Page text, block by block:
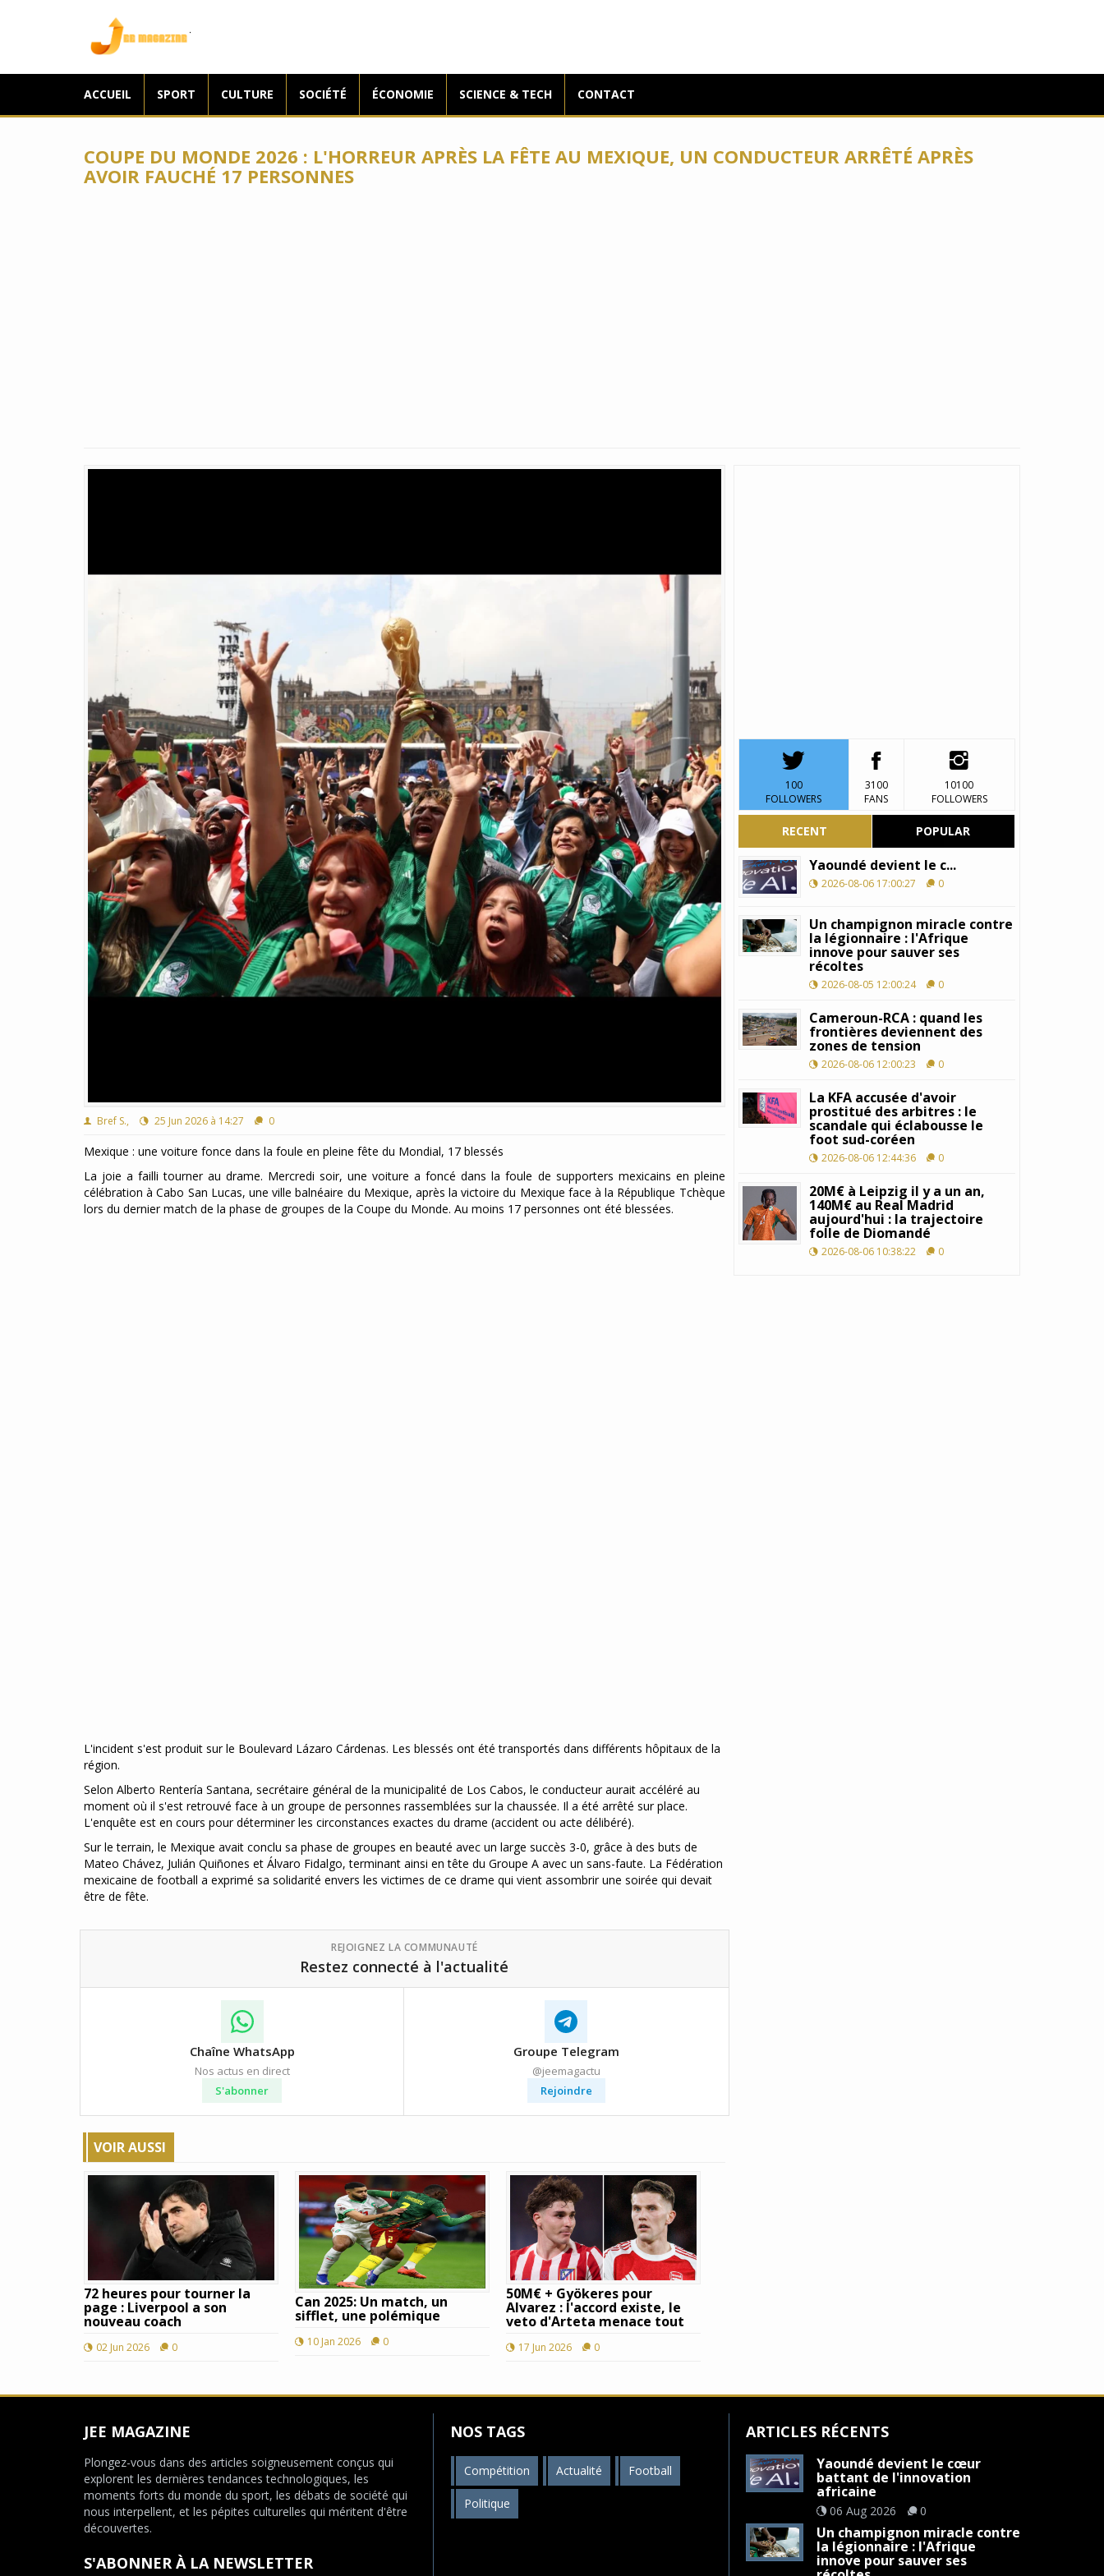
ACCUEIL SPORT CULTURE SOCIÉTÉ ÉCONOMIE SCIENCE & TECH CONTACT
COUPE DU MONDE 2026 : L'HORREUR APRÈS LA FÊTE AU MEXIQUE, UN CONDUCTEUR ARRÊTÉ APRÈS
AVOIR FAUCHÉ 17 PERSONNES
Bref S., 25 Jun 2026 à 14:27 0
Mexique : une voiture fonce dans la foule en pleine fête du Mondial, 17 blessés
La joie a failli tourner au drame. Mercredi soir, une voiture a foncé dans la foule de supporters mexicains en pleine
célébration à Cabo San Lucas, une ville balnéaire du Mexique, après la victoire du Mexique face à la République Tchèque
lors du dernier match de la phase de groupes de la Coupe du Monde. Au moins 17 personnes ont été blessées.
L'incident s'est produit sur le Boulevard Lázaro Cárdenas. Les blessés ont été transportés dans différents hôpitaux de la
région.
Selon Alberto Rentería Santana, secrétaire général de la municipalité de Los Cabos, le conducteur aurait accéléré au
moment où il s'est retrouvé face à un groupe de personnes rassemblées sur la chaussée. Il a été arrêté sur place.
L'enquête est en cours pour déterminer les circonstances exactes du drame (accident ou acte délibéré).
Sur le terrain, le Mexique avait conclu sa phase de groupes en beauté avec un large succès 3-0, grâce à des buts de
Mateo Chávez, Julián Quiñones et Álvaro Fidalgo, terminant ainsi en tête du Groupe A avec un sans-faute. La Fédération
mexicaine de football a exprimé sa solidarité envers les victimes de ce drame qui vient assombrir une soirée qui devait
être de fête.
REJOIGNEZ LA COMMUNAUTÉ
Restez connecté à l'actualité
Chaîne WhatsApp
Nos actus en direct
S'abonner
Groupe Telegram
@jeemagactu
Rejoindre
VOIR AUSSI
72 heures pour tourner la
page : Liverpool a son
nouveau coach
02 Jun 2026 0
Can 2025: Un match, un
sifflet, une polémique
10 Jan 2026 0
50M€ + Gyökeres pour
Alvarez : l'accord existe, le
veto d'Arteta menace tout
17 Jun 2026 0
100
FOLLOWERS
3100
FANS
10100
FOLLOWERS
RECENT POPULAR
Yaoundé devient le c...
2026-08-06 17:00:27 0
Un champignon miracle contre
la légionnaire : l'Afrique
innove pour sauver ses
récoltes
2026-08-05 12:00:24 0
Cameroun-RCA : quand les
frontières deviennent des
zones de tension
2026-08-06 12:00:23 0
La KFA accusée d'avoir
prostitué des arbitres : le
scandale qui éclabousse le
foot sud-coréen
2026-08-06 12:44:36 0
20M€ à Leipzig il y a un an,
140M€ au Real Madrid
aujourd'hui : la trajectoire
folle de Diomandé
2026-08-06 10:38:22 0
JEE MAGAZINE
Plongez-vous dans des articles soigneusement conçus qui
explorent les dernières tendances technologiques, les
moments forts du monde du sport, les débats de société qui
nous interpellent, et les pépites culturelles qui méritent d'être
découvertes.
S'ABONNER À LA NEWSLETTER
NOS TAGS
Compétition Actualité Football
Politique
ARTICLES RÉCENTS
Yaoundé devient le cœur
battant de l'innovation
africaine
06 Aug 2026 0
Un champignon miracle contre
la légionnaire : l'Afrique
innove pour sauver ses